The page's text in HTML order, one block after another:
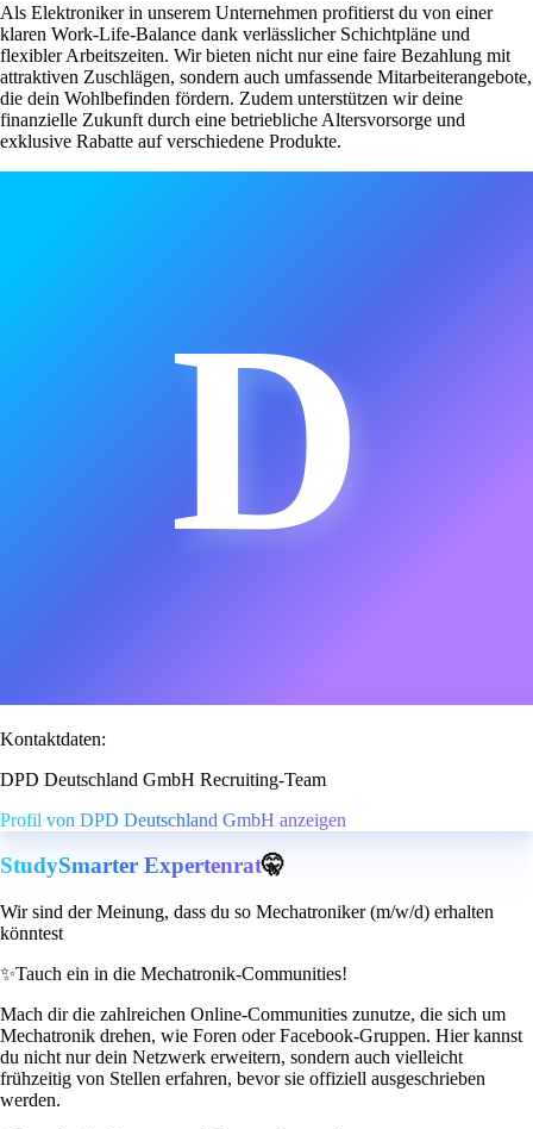
Als Elektroniker in unserem Unternehmen profitierst du von einer
klaren Work-Life-Balance dank verlässlicher Schichtpläne und
flexibler Arbeitszeiten. Wir bieten nicht nur eine faire Bezahlung mit
attraktiven Zuschlägen, sondern auch umfassende Mitarbeiterangebote,
die dein Wohlbefinden fördern. Zudem unterstützen wir deine
finanzielle Zukunft durch eine betriebliche Altersvorsorge und
exklusive Rabatte auf verschiedene Produkte.
D
Kontaktdaten:
DPD Deutschland GmbH Recruiting-Team
Profil von DPD Deutschland GmbH anzeigen
StudySmarter Expertenrat🤫
Wir sind der Meinung, dass du so Mechatroniker (m/w/d) erhalten
könntest
✨Tauch ein in die Mechatronik-Communities!
Mach dir die zahlreichen Online-Communities zunutze, die sich um
Mechatronik drehen, wie Foren oder Facebook-Gruppen. Hier kannst
du nicht nur dein Netzwerk erweitern, sondern auch vielleicht
frühzeitig von Stellen erfahren, bevor sie offiziell ausgeschrieben
werden.